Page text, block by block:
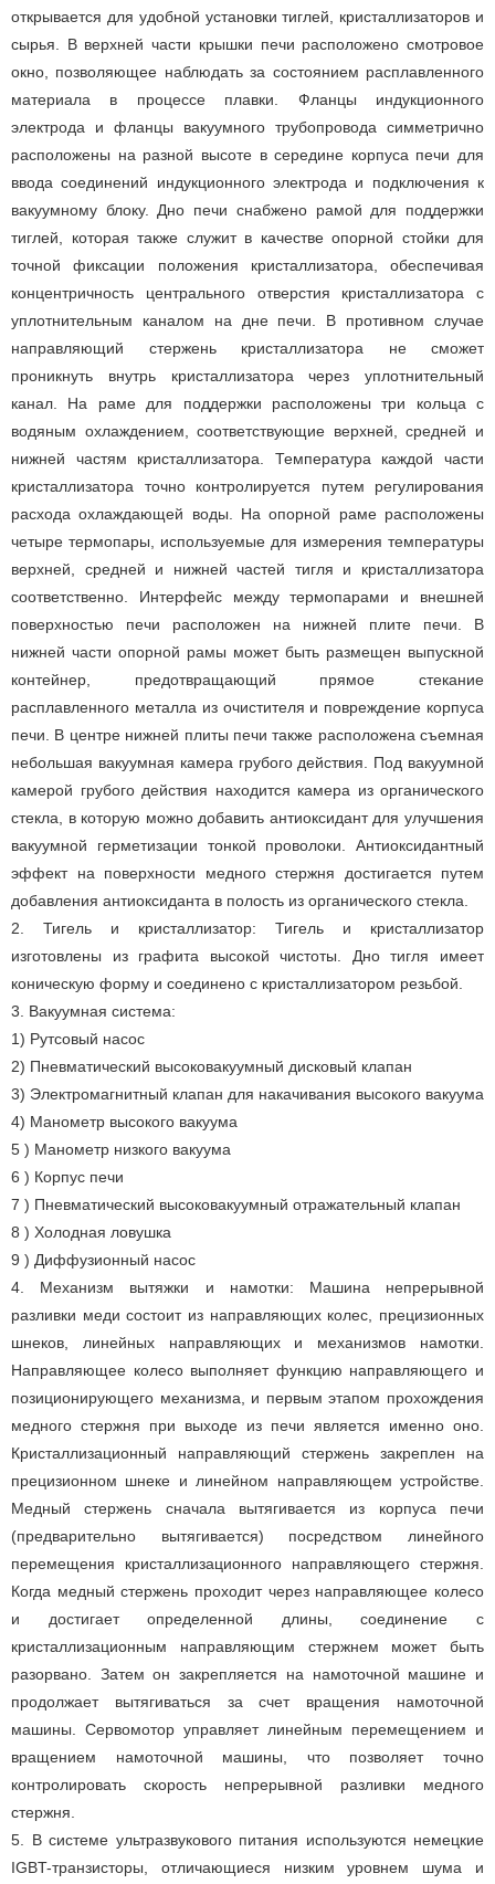
открывается для удобной установки тиглей, кристаллизаторов и
сырья. В верхней части крышки печи расположено смотровое
окно, позволяющее наблюдать за состоянием расплавленного
материала в процессе плавки. Фланцы индукционного
электрода и фланцы вакуумного трубопровода симметрично
расположены на разной высоте в середине корпуса печи для
ввода соединений индукционного электрода и подключения к
вакуумному блоку. Дно печи снабжено рамой для поддержки
тиглей, которая также служит в качестве опорной стойки для
точной фиксации положения кристаллизатора, обеспечивая
концентричность центрального отверстия кристаллизатора с
уплотнительным каналом на дне печи. В противном случае
направляющий стержень кристаллизатора не сможет
проникнуть внутрь кристаллизатора через уплотнительный
канал. На раме для поддержки расположены три кольца с
водяным охлаждением, соответствующие верхней, средней и
нижней частям кристаллизатора. Температура каждой части
кристаллизатора точно контролируется путем регулирования
расхода охлаждающей воды. На опорной раме расположены
четыре термопары, используемые для измерения температуры
верхней, средней и нижней частей тигля и кристаллизатора
соответственно. Интерфейс между термопарами и внешней
поверхностью печи расположен на нижней плите печи. В
нижней части опорной рамы может быть размещен выпускной
контейнер, предотвращающий прямое стекание
расплавленного металла из очистителя и повреждение корпуса
печи. В центре нижней плиты печи также расположена съемная
небольшая вакуумная камера грубого действия. Под вакуумной
камерой грубого действия находится камера из органического
стекла, в которую можно добавить антиоксидант для улучшения
вакуумной герметизации тонкой проволоки. Антиоксидантный
эффект на поверхности медного стержня достигается путем
добавления антиоксиданта в полость из органического стекла.
2. Тигель и кристаллизатор: Тигель и кристаллизатор
изготовлены из графита высокой чистоты. Дно тигля имеет
коническую форму и соединено с кристаллизатором резьбой.
3. Вакуумная система:
1) Рутсовый насос
2) Пневматический высоковакуумный дисковый клапан
3) Электромагнитный клапан для накачивания высокого вакуума
4) Манометр высокого вакуума
5 ) Манометр низкого вакуума
6 ) Корпус печи
7 ) Пневматический высоковакуумный отражательный клапан
8 ) Холодная ловушка
9 ) Диффузионный насос
4. Механизм вытяжки и намотки: Машина непрерывной
разливки меди состоит из направляющих колес, прецизионных
шнеков, линейных направляющих и механизмов намотки.
Направляющее колесо выполняет функцию направляющего и
позиционирующего механизма, и первым этапом прохождения
медного стержня при выходе из печи является именно оно.
Кристаллизационный направляющий стержень закреплен на
прецизионном шнеке и линейном направляющем устройстве.
Медный стержень сначала вытягивается из корпуса печи
(предварительно вытягивается) посредством линейного
перемещения кристаллизационного направляющего стержня.
Когда медный стержень проходит через направляющее колесо
и достигает определенной длины, соединение с
кристаллизационным направляющим стержнем может быть
разорвано. Затем он закрепляется на намоточной машине и
продолжает вытягиваться за счет вращения намоточной
машины. Сервомотор управляет линейным перемещением и
вращением намоточной машины, что позволяет точно
контролировать скорость непрерывной разливки медного
стержня.
5. В системе ультразвукового питания используются немецкие
IGBT-транзисторы, отличающиеся низким уровнем шума и